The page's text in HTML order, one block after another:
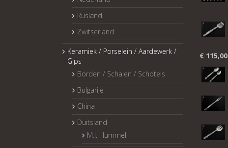
Rusland
Zwitserland
Keramiek / Porselein / Aardewerk /
Gips
Borden / Schalen / Schotels
Bulgarije
China
Duitsland
M.I. Hummel
€ 115,00